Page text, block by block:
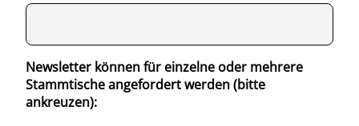
Newsletter können für einzelne oder mehrere
Stammtische angefordert werden (bitte
ankreuzen):